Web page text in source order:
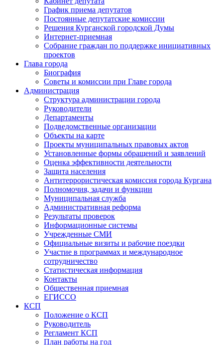
График приема депутатов
Постоянные депутатские комиссии
Решения Курганской городской Думы
Интернет-приемная
Собрание граждан по поддержке инициативных
проектов
Глава города
Биография
Советы и комиссии при Главе города
Администрация
Структура администрации города
Руководители
Департаменты
Подведомственные организации
Объекты на карте
Проекты муниципальных правовых актов
Установленные формы обращений и заявлений
Оценка эффективности деятельности
Защита населения
Антитеррористическая комиссия города Кургана
Полномочия, задачи и функции
Муниципальная служба
Административная реформа
Результаты проверок
Информационные системы
Учрежденные СМИ
Официальные визиты и рабочие поездки
Участие в программах и международное
сотрудничество
Статистическая информация
Контакты
Общественная приемная
ЕГИССО
КСП
Положение о КСП
Руководитель
Регламент КСП
План работы на год